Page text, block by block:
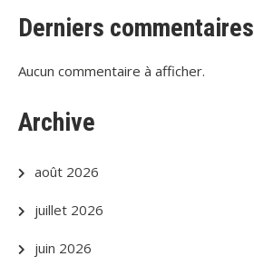
Derniers commentaires
Aucun commentaire à afficher.
Archive
août 2026
juillet 2026
juin 2026